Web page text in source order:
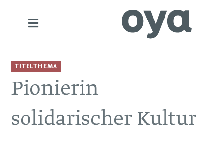
TITELTHEMA
Pionierin
solidarischer Kultur